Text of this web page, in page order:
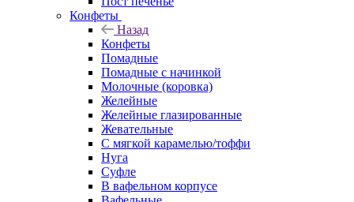
Конфеты
Назад
Конфеты
Помадные
Помадные с начинкой
Молочные (коровка)
Желейные
Желейные глазированные
Жевательные
С мягкой карамелью/тоффи
Нуга
Суфле
В вафельном корпусе